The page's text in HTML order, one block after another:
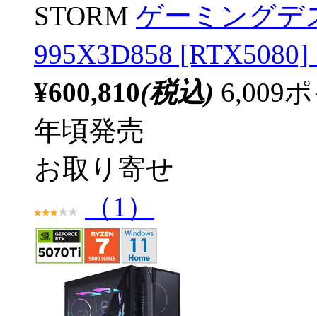
STORM ゲーミングデ
995X3D858
¥600,810(税込) 6,009
年頃発売
お取り寄せ
（1）